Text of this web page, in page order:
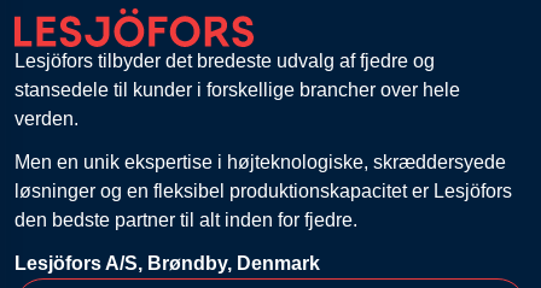
Lesjöfors tilbyder det bredeste udvalg af fjedre og
stansedele til kunder i forskellige brancher over hele
verden.
Men en unik ekspertise i højteknologiske, skræddersyede
løsninger og en fleksibel produktionskapacitet er Lesjöfors
den bedste partner til alt inden for fjedre.
Lesjöfors A/S, Brøndby, Denmark